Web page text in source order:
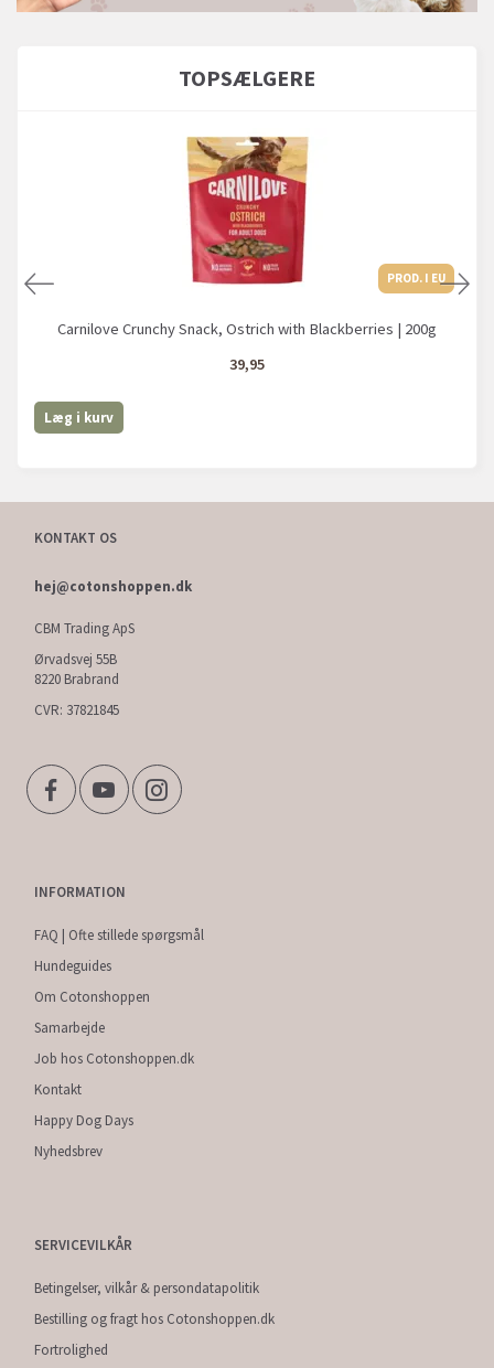
TOPSÆLGERE
PROD. I EU
Carnilove Crunchy Snack, Ostrich with Blackberries | 200g
39,95
Læg i kurv
KONTAKT OS
hej@cotonshoppen.dk
CBM Trading ApS
Ørvadsvej 55B
8220 Brabrand
CVR: 37821845
INFORMATION
FAQ | Ofte stillede spørgsmål
Hundeguides
Om Cotonshoppen
Samarbejde
Job hos Cotonshoppen.dk
Kontakt
Happy Dog Days
Nyhedsbrev
SERVICEVILKÅR
Betingelser, vilkår & persondatapolitik
Bestilling og fragt hos Cotonshoppen.dk
Fortrolighed